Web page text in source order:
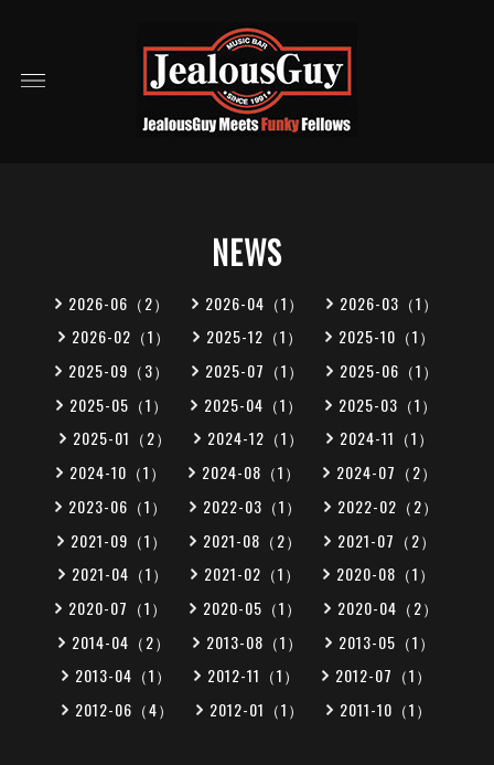
NEWS
2026-06（2） 2026-04（1）
2026-03（1）
2026-02（1）
2025-12（1）
2025-10（1）
2025-09（3）
2025-07（1）
2025-06（1）
2025-05（1）
2025-04（1）
2025-03（1）
2025-01（2）
2024-12（1）
2024-11（1）
2024-10（1）
2024-08（1）
2024-07（2）
2023-06（1）
2022-03（1）
2022-02（2）
2021-09（1）
2021-08（2）
2021-07（2）
2021-04（1）
2021-02（1）
2020-08（1）
2020-07（1）
2020-05（1）
2020-04（2）
2014-04（2）
2013-08（1）
2013-05（1）
2013-04（1）
2012-11（1）
2012-07（1）
2012-06（4）
2012-01（1） 2011-10（1）